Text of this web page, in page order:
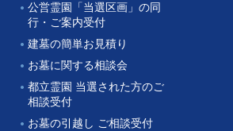
公営霊園「当選区画」の同
行・ご案内受付
建墓の簡単お見積り
お墓に関する相談会
都立霊園 当選された方のご
相談受付
お墓の引越し ご相談受付